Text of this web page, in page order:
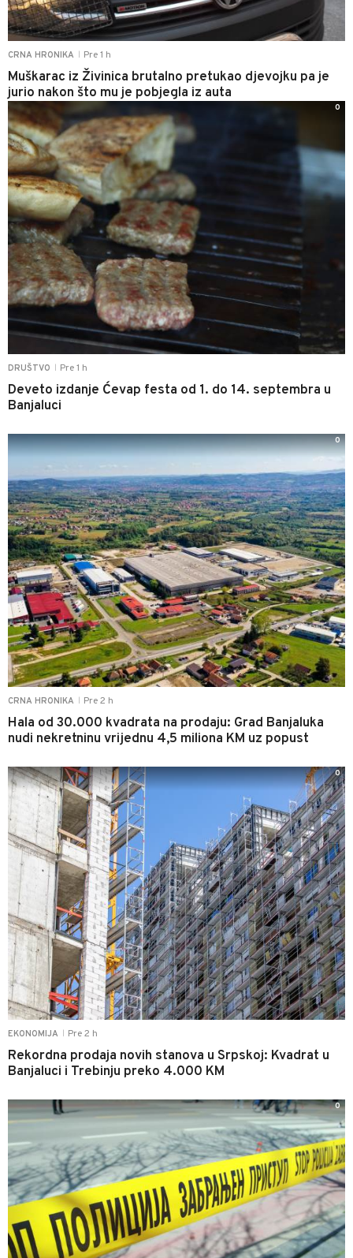
CRNA HRONIKA Pre 1 h
Muškarac iz Živinica brutalno pretukao djevojku pa je
jurio nakon što mu je pobjegla iz auta
DRUŠTVO Pre 1 h
Deveto izdanje Ćevap festa od 1. do 14. septembra u
Banjaluci
0
CRNA HRONIKA Pre 2 h
Hala od 30.000 kvadrata na prodaju: Grad Banjaluka
nudi nekretninu vrijednu 4,5 miliona KM uz popust
0
EKONOMIJA Pre 2 h
Rekordna prodaja novih stanova u Srpskoj: Kvadrat u
Banjaluci i Trebinju preko 4.000 KM
0
0